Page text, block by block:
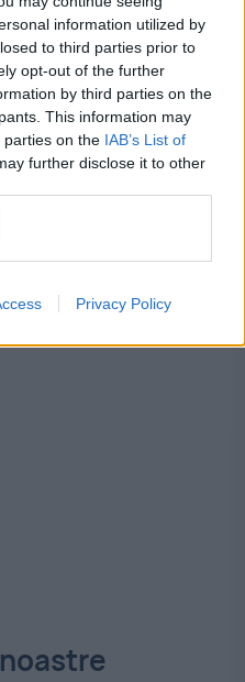
information utilized by
to third parties prior to
opt-out of the further
by third parties on the
This information may
parties on the IAB’s List of
further disclose it to other
Privacy Policy
medicilor
sanatatii